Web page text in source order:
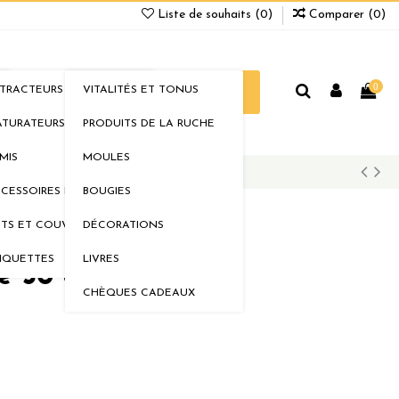
Liste de souhaits (0) Comparer (0)
DE MIELLERIE
ET COUVERCLES
BOUTIQUE
VITALITÉS ET TONUS
PRODUITS DE LA RUCHE
MOULES
BOUGIES
DÉCORATIONS
LIVRES
CHÈQUES CADEAUX
PROMOS 0
30 cm sur 30 cm